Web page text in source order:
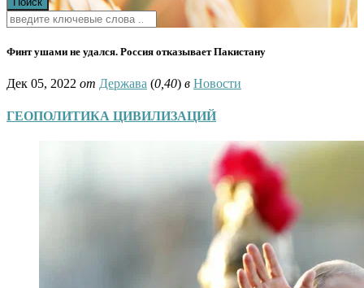
Финт ушами не удался. Россия отказывает Пакистану
Дек 05, 2022 от Держава (0,40) в Новости
ГЕОПОЛИТИКА ЦИВИЛИЗАЦИЙ